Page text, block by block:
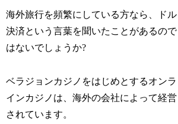
海外旅行を頻繁にしている方なら、ドル
決済という言葉を聞いたことがあるので
はないでしょうか?
ベラジョンカジノをはじめとするオンラ
インカジノは、海外の会社によって経営
されています。